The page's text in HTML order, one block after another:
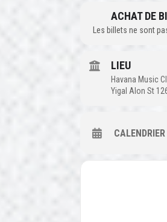
ACHAT DE
Les billets ne sont
LIEU
Havana Music
Yigal Alon St
CALENDRIER